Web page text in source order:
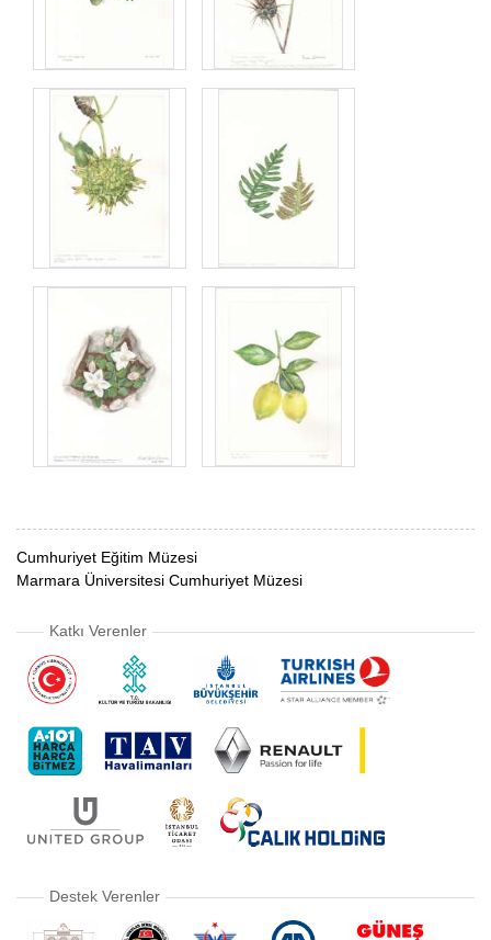
Cumhuriyet Eğitim Müzesi
Marmara Üniversitesi Cumhuriyet Müzesi
Katkı Verenler
Destek Verenler